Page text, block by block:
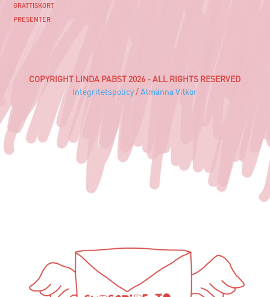
GRATTISKORT
PRESENTER
COPYRIGHT LINDA PABST 2026 - ALL RIGHTS RESERVED
Integritetspolicy/Almänna Vilkor